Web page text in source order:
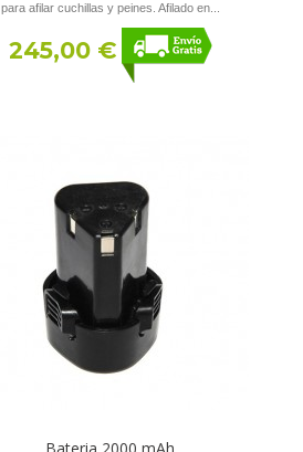
para afilar cuchillas y peines. Afilado en...
245,00 €